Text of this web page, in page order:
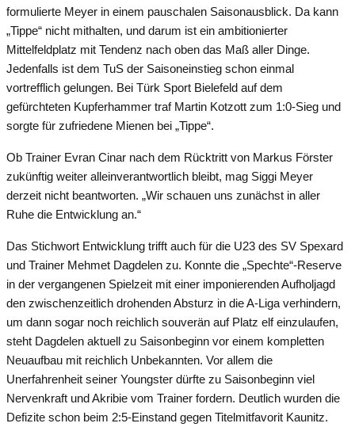
formulierte Meyer in einem pauschalen Saisonausblick. Da kann
„Tippe“ nicht mithalten, und darum ist ein ambitionierter
Mittelfeldplatz mit Tendenz nach oben das Maß aller Dinge.
Jedenfalls ist dem TuS der Saisoneinstieg schon einmal
vortrefflich gelungen. Bei Türk Sport Bielefeld auf dem
gefürchteten Kupferhammer traf Martin Kotzott zum 1:0-Sieg und
sorgte für zufriedene Mienen bei „Tippe“.
Ob Trainer Evran Cinar nach dem Rücktritt von Markus Förster
zukünftig weiter alleinverantwortlich bleibt, mag Siggi Meyer
derzeit nicht beantworten. „Wir schauen uns zunächst in aller
Ruhe die Entwicklung an.“
Das Stichwort Entwicklung trifft auch für die U23 des SV Spexard
und Trainer Mehmet Dagdelen zu. Konnte die „Spechte“-Reserve
in der vergangenen Spielzeit mit einer imponierenden Aufholjagd
den zwischenzeitlich drohenden Absturz in die A-Liga verhindern,
um dann sogar noch reichlich souverän auf Platz elf einzulaufen,
steht Dagdelen aktuell zu Saisonbeginn vor einem kompletten
Neuaufbau mit reichlich Unbekannten. Vor allem die
Unerfahrenheit seiner Youngster dürfte zu Saisonbeginn viel
Nervenkraft und Akribie vom Trainer fordern. Deutlich wurden die
Defizite schon beim 2:5-Einstand gegen Titelmitfavorit Kaunitz.